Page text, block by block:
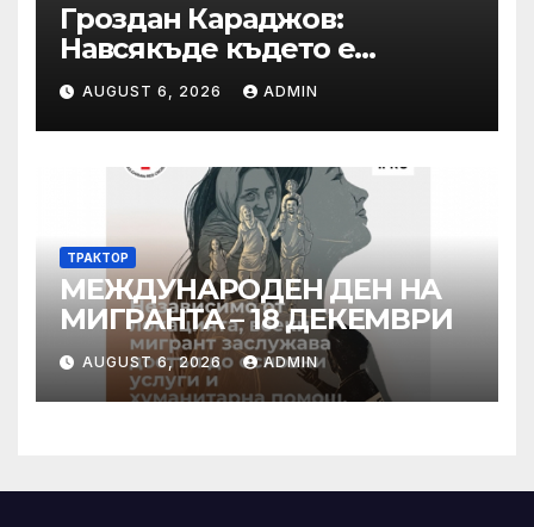
Гроздан Караджов:
Навсякъде където е
възможна човешка грешка
в железницата, трябва да
има система за вторичен
контрол
AUGUST 6, 2026 ADMIN
ТРАКТОР
МЕЖДУНАРОДЕН ДЕН НА
МИГРАНТА – 18 ДЕКЕМВРИ
AUGUST 6, 2026 ADMIN